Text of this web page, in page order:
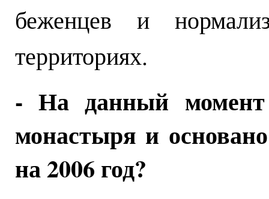
беженцев и
территориях.
- На данный момент
монастыря и
на 2006 год?